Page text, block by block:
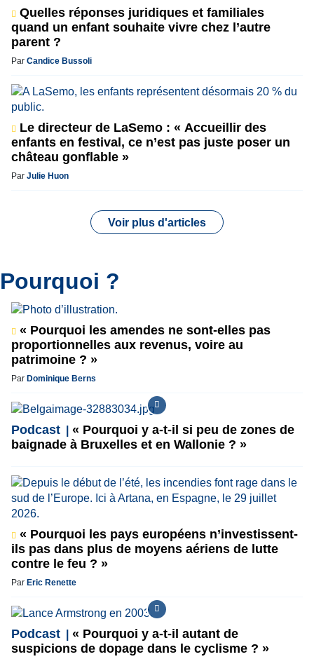
Quelles réponses juridiques et familiales
quand un enfant souhaite vivre chez l’autre
parent ?
Par Candice Bussoli
Le directeur de LaSemo : « Accueillir des
enfants en festival, ce n’est pas juste poser un
château gonflable »
Par Julie Huon
Voir plus d'articles
Pourquoi ?
« Pourquoi les amendes ne sont-elles pas
proportionnelles aux revenus, voire au
patrimoine ? »
Par Dominique Berns
Podcast
« Pourquoi y a-t-il si peu de zones de
baignade à Bruxelles et en Wallonie ? »
« Pourquoi les pays européens n’investissent-
ils pas dans plus de moyens aériens de lutte
contre le feu ? »
Par Eric Renette
Podcast
« Pourquoi y a-t-il autant de
suspicions de dopage dans le cyclisme ? »